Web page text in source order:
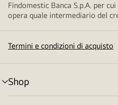
Findomestic Banca S.p.A. per
opera quale intermediario del
Termini e condizioni di acquisto
Shop
Attivazione
menu